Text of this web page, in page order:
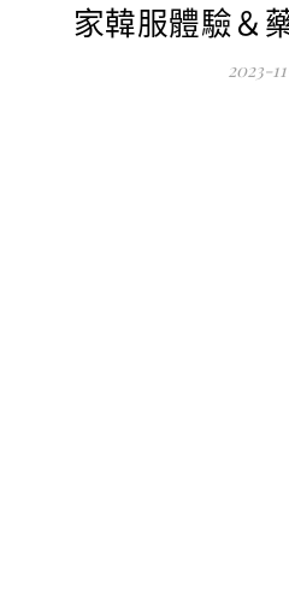
家韓服體驗＆
2023-